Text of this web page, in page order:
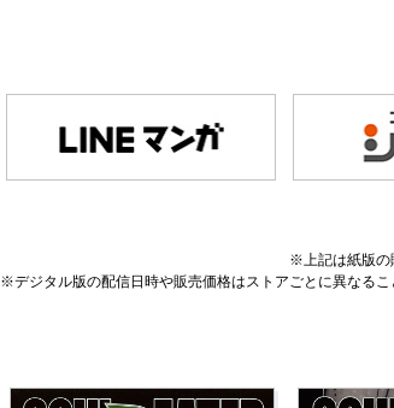
※上記は紙版の
※デジタル版の配信日時や販売価格はストアごとに異なる